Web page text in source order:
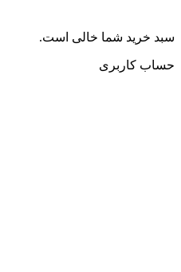
سبد خرید شما خالی است.
حساب کاربری